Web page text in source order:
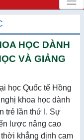
HỌC DÀNH
VÀ GIẢNG
học Quốc tế Hồng
khoa học dành
trẻ lần thứ I. Sự
lược nâng cao
khẳng định cam